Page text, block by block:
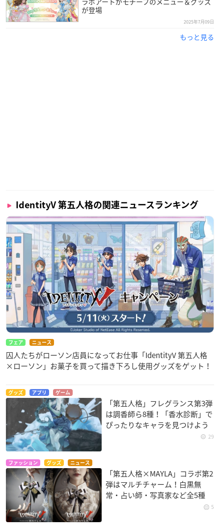
が登場
2025年7月09日
もっと見る
IdentityV 第五人格の関連ニュースランキング
フェア ニュース
囚人たちがローソン店員になってお仕事「IdentityV 第五人格
×ローソン」お菓子を買って描き下ろし使用グッズをゲット！
グッズ アプリ ゲーム
「第五人格」フレグランス第3弾
は調香師ら8種！「香水診断」で
ぴったりなキャラを見つけよう
29
ファッション グッズ ニュース
「第五人格×MAYLA」コラボ第2
弾はマルチチャーム！白黒無
常・占い師・写真家など全5種
5